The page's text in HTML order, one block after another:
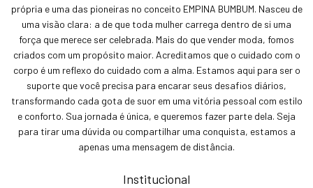
própria e uma das pioneiras no conceito EMPINA BUMBUM. Nasceu de
uma visão clara: a de que toda mulher carrega dentro de si uma
força que merece ser celebrada. Mais do que vender moda, fomos
criados com um propósito maior. Acreditamos que o cuidado com o
corpo é um reflexo do cuidado com a alma. Estamos aqui para ser o
suporte que você precisa para encarar seus desafios diários,
transformando cada gota de suor em uma vitória pessoal com estilo
e conforto. Sua jornada é única, e queremos fazer parte dela. Seja
para tirar uma dúvida ou compartilhar uma conquista, estamos a
apenas uma mensagem de distância.
Institucional